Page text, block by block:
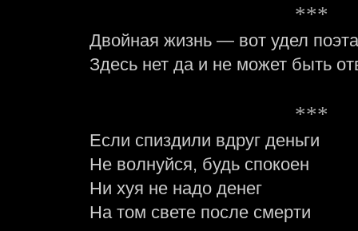
***
Двойная жизнь — вот удел поэта
Здесь нет да и не может быть
***
Если спиздили вдруг деньги
Не волнуйся, будь спокоен
Ни хуя не надо денег
На том свете после смерти